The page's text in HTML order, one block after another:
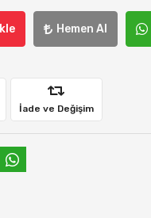
Hemen Al
İade ve Değişim